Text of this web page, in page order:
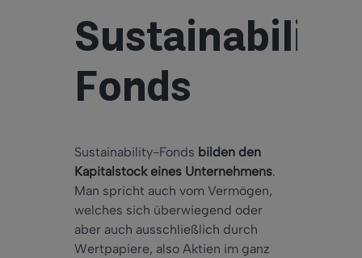
Fonds
Sustainability-Fonds bilden den
Kapitalstock eines Unternehmens.
Man spricht auch vom Vermögen,
welches sich überwiegend oder
aber auch ausschließlich durch
Wertpapiere, also Aktien im ganz